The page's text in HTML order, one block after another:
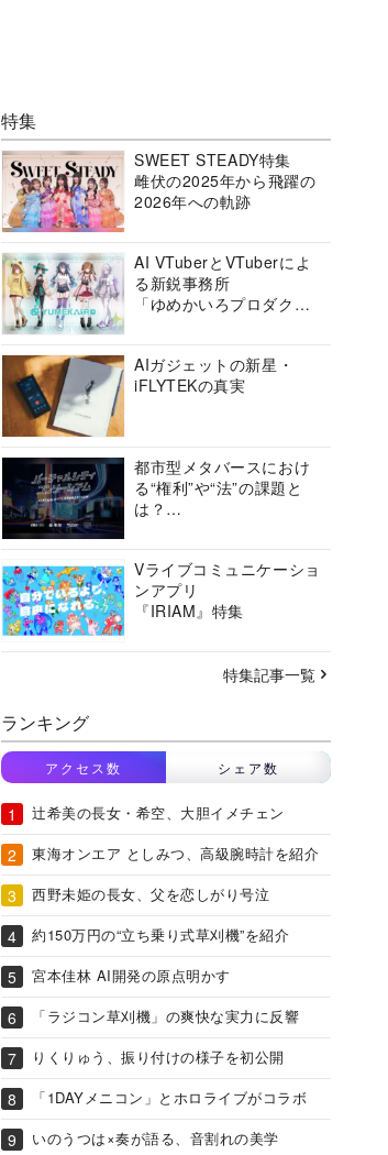
特集
SWEET STEADY特集
雌伏の2025年から飛躍の
2026年への軌跡
AI VTuberとVTuberによ
る新鋭事務所
「ゆめかいろプロダクシ
AIガジェットの新星・
iFLYTEKの真実
都市型メタバースにおけ
る“権利”や“法”の課題と
は？
ーシアムの挑戦に迫る
Vライブコミュニケーショ
ンアプリ
『IRIAM』特集
特集記事一覧
ランキング
アクセス数 シェア数
辻希美の長女・希空、大胆イメチェン
東海オンエア としみつ、高級腕時計を紹介
西野未姫の長女、父を恋しがり号泣
約150万円の“立ち乗り式草刈機”を紹介
宮本佳林 AI開発の原点明かす
「ラジコン草刈機」の爽快な実力に反響
りくりゅう、振り付けの様子を初公開
「1DAYメニコン」とホロライブがコラボ
いのうつは×奏が語る、音割れの美学